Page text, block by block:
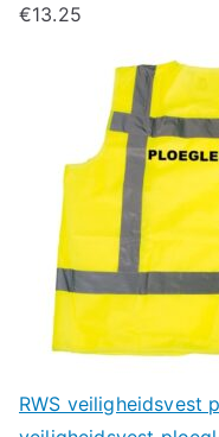
€13.25
RWS veiligheidsvest